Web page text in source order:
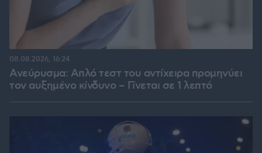
Ανεύρυσμα: Απλό τεστ του αντίχειρα προμηνύει
τον αυξημένο κίνδυνο – Γίνεται σε 1 λεπτό
08.08.2026, 16:24